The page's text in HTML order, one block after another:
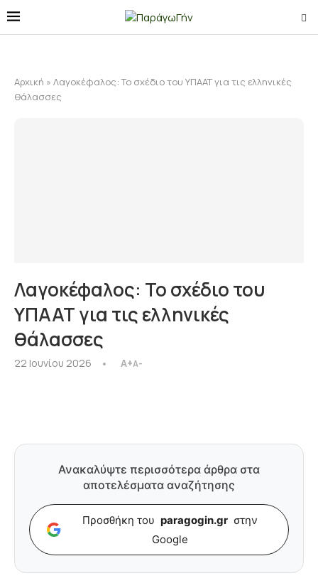
Αρχική » Λαγοκέφαλος: Το σχέδιο του ΥΠΑΑΤ για τις ελληνικές
θάλασσες
Λαγοκέφαλος: Το σχέδιο του
ΥΠΑΑΤ για τις ελληνικές
θάλασσες
22 Ιουνίου 2026 A+A-
Ανακαλύψτε περισσότερα άρθρα στα
αποτελέσματα αναζήτησης
Προσθήκη του paragogin.gr στην
Google